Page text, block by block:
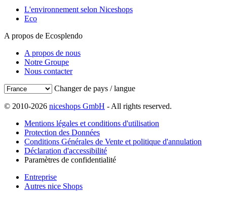
L'environnement selon Niceshops
Eco
A propos de Ecosplendo
A propos de nous
Notre Groupe
Nous contacter
Changer de pays / langue
© 2010-2026 niceshops GmbH - All rights reserved.
Mentions légales et conditions d'utilisation
Protection des Données
Conditions Générales de Vente et politique d'annulation
Déclaration d'accessibilité
Paramètres de confidentialité
Entreprise
Autres nice Shops